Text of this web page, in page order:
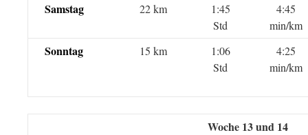
Samstag 22 km
1:45
Std
4:45
min/km
Sonntag 15 km
1:06
Std
4:25
min/km
Woche 13 und 14